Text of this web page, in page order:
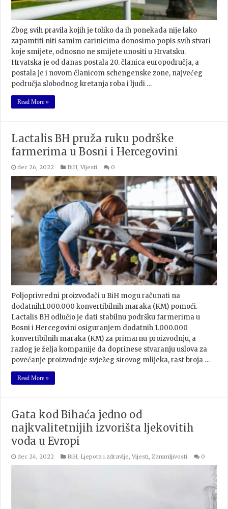
Zbog svih pravila kojih je toliko da ih ponekada nije lako
zapamtiti niti samim carinicima donosimo popis svih stvari
koje smijete, odnosno ne smijete unositi u Hrvatsku.
Hrvatska je od danas postala 20. članica europodručja, a
postala je i novom članicom schengenske zone, najvećeg
područja slobodnog kretanja roba i ljudi …
Read More »
Lactalis BH pruža ruku podrške
farmerima u Bosni i Hercegovini
dec 26, 2022 BiH,Vijesti 0
Poljoprivredni proizvođači u BiH mogu računati na
dodatnih1.000.000 konvertibilnih maraka (KM) pomoći.
Lactalis BH odlučio je dati stabilnu podršku farmerima u
Bosni i Hercegovini osiguranjem dodatnih 1.000.000
konvertibilnih maraka (KM) za primarnu proizvodnju, a
razlog je želja kompanije da doprinese stvaranju uslova za
povećanje proizvodnje svježeg sirovog mlijeka, rast broja …
Read More »
Gata kod Bihaća jedno od
najkvalitetnijih izvorišta ljekovitih
voda u Evropi
dec 24, 2022 BiH, Ljepota i zdravlje,Vijesti,Zanimljivosti 0